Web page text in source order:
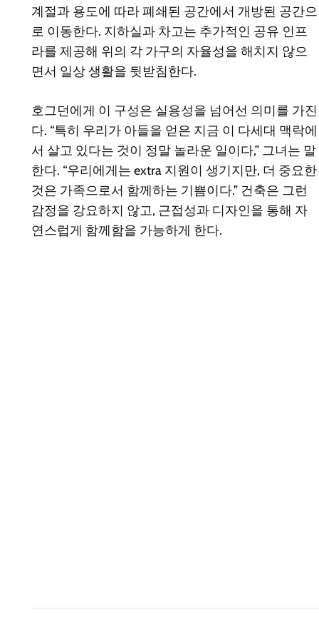
계절과 용도에 따라 폐쇄된 공간에서 개방된 공간으
로 이동한다. 지하실과 차고는 추가적인 공유 인프
라를 제공해 위의 각 가구의 자율성을 해치지 않으
면서 일상 생활을 뒷받침한다.
호그던에게 이 구성은 실용성을 넘어선 의미를 가진
다. “특히 우리가 아들을 얻은 지금 이 다세대 맥락에
서 살고 있다는 것이 정말 놀라운 일이다,” 그녀는 말
한다. “우리에게는 extra 지원이 생기지만, 더 중요한
것은 가족으로서 함께하는 기쁨이다.” 건축은 그런
감정을 강요하지 않고, 근접성과 디자인을 통해 자
연스럽게 함께함을 가능하게 한다.